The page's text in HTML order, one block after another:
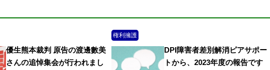
優生熊本裁判 原告の渡邊數美
さんの追悼集会が行われまし
権利擁護
DPI障害者差別解消ピアサポー
トから、2023年度の報告です